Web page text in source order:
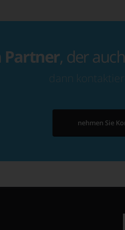
Partner, der
dann
nehmen Sie